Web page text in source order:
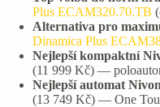
Plus ECAM320.70.TB
Alternativa pro
Dinamica Plus
Nejlepší kompaktní
(11 999 Kč) —
Nejlepší automat
(13 749 Kč) — One